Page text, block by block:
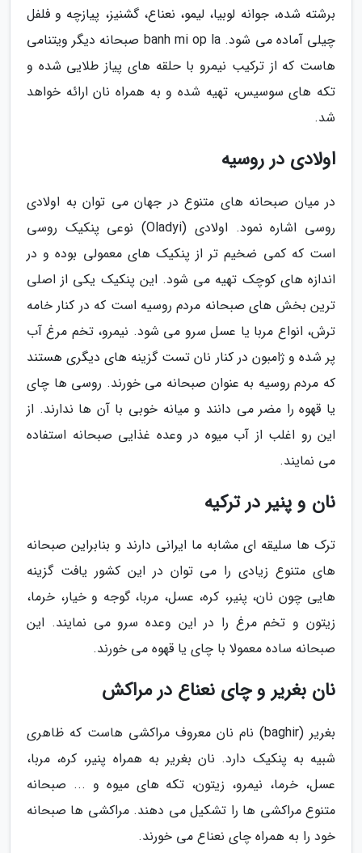
برشته شده، جوانه لوبیا، لیمو، نعناع، گشنیز، پیازچه و فلفل
چیلی آماده می شود. banh mi op la صبحانه دیگر ویتنامی
هاست که از ترکیب نیمرو با حلقه های پیاز طلایی شده و
تکه های سوسیس، تهیه شده و به همراه نان ارائه خواهد
شد.
اولادی در روسیه
در میان صبحانه های متنوع در جهان می توان به اولادی
روسی اشاره نمود. اولادی (Oladyi) نوعی پنکیک روسی
است که کمی ضخیم تر از پنکیک های معمولی بوده و در
اندازه های کوچک تهیه می شود. این پنکیک یکی از اصلی
ترین بخش های صبحانه مردم روسیه است که در کنار خامه
ترش، انواع مربا یا عسل سرو می شود. نیمرو، تخم مرغ آب
پر شده و ژامبون در کنار نان تست گزینه های دیگری هستند
که مردم روسیه به عنوان صبحانه می خورند. روسی ها چای
یا قهوه را مضر می دانند و میانه خوبی با آن ها ندارند. از
این رو اغلب از آب میوه در وعده غذایی صبحانه استفاده
می نمایند.
نان و پنیر در ترکیه
ترک ها سلیقه ای مشابه ما ایرانی دارند و بنابراین صبحانه
های متنوع زیادی را می توان در این کشور یافت گزینه
هایی چون نان، پنیر، کره، عسل، مربا، گوجه و خیار، خرما،
زیتون و تخم مرغ را در این وعده سرو می نمایند. این
صبحانه ساده معمولا با چای یا قهوه می خورند.
نان بغریر و چای نعناع در مراکش
بغریر (baghir) نام نان معروف مراکشی هاست که ظاهری
شبیه به پنکیک دارد. نان بغریر به همراه پنیر، کره، مربا،
عسل، خرما، نیمرو، زیتون، تکه های میوه و ... صبحانه
متنوع مراکشی ها را تشکیل می دهند. مراکشی ها صبحانه
خود را به همراه چای نعناع می خورند.